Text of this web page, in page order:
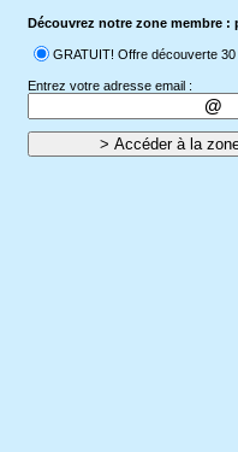
Découvrez notre zone membre :
GRATUIT! Offre découverte 30
Entrez votre adresse email :